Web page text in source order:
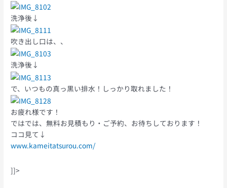
洗浄後↓
吹き出し口は、、
洗浄後↓
で、いつもの真っ黒い排水！しっかり取れました！
お疲れ様です！
ではでは、無料お見積もり・ご予約、お待ちしております！
ココ見て↓
www.kameitatsurou.com/
]]>